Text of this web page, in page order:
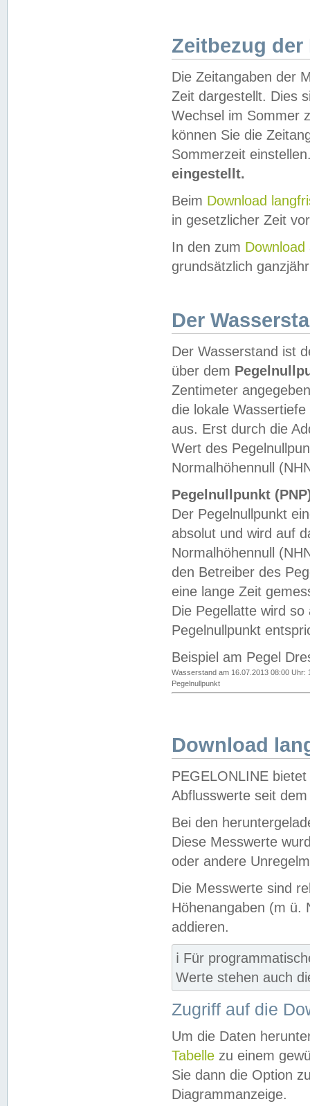
Zeitbezug der
Die Zeitangaben der
Zeit dargestellt. Dies
Wechsel im Sommer
können Sie die
Sommerzeit
eingestellt.
Beim Download
in gesetzlicher Zeit
In den zum Download
grundsätzlich
Der
Der Wasserstand ist
über dem
Zentimeter
die lokale
aus. Erst durch die
Wert des
Normalhöhennull
Pegelnullpunkt
Der Pegelnullpunkt
absolut und wird auf
Normalhöhennull
den Betreiber des
eine lange Zeit
Die Pegellatte wird
Pegelnullpunkt
Beispiel am Pegel
Wasserstand am 16.07.2013 08:00 Uhr:
Pegelnullpunkt
Download
PEGELONLINE
Abflusswerte seit
Bei den
Diese Messwerte
oder andere
Die Messwerte sind
Höhenangaben (m ü.
addieren.
ℹ️ Für
Werte stehen auch
Zugriff auf die
Um die Daten
Tabelle zu einem
Sie dann die Option
Diagrammanzeige.